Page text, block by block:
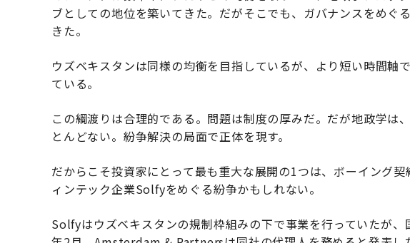
ブとしての地位を築いてきた。だがそこでも、ガバナンスをめぐ
きた。
ウズベキスタンは同様の均衡を目指しているが、より短い時間軸
ている。
この綱渡りは合理的である。問題は制度の厚みだ。だが地政学は
とんどない。紛争解決の局面で正体を現す。
だからこそ投資家にとって最も重大な展開の1つは、ボーイング
ィンテック企業Solfyをめぐる紛争かもしれない。
Solfyはウズベキスタンの規制枠組みの下で事業を行っていたが